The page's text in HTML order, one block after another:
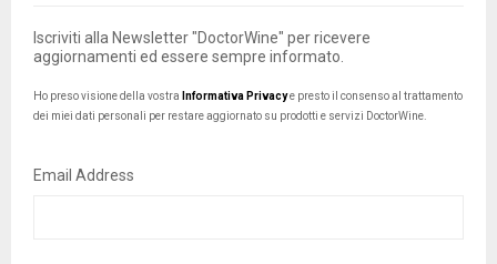
Iscriviti alla Newsletter "DoctorWine" per ricevere
aggiornamenti ed essere sempre informato.
Ho preso visione della vostra Informativa Privacye presto il consenso al trattamento
dei miei dati personali per restare aggiornato su prodotti e servizi DoctorWine.
Email Address